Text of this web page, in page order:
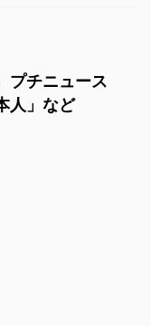
チニュース
人」など